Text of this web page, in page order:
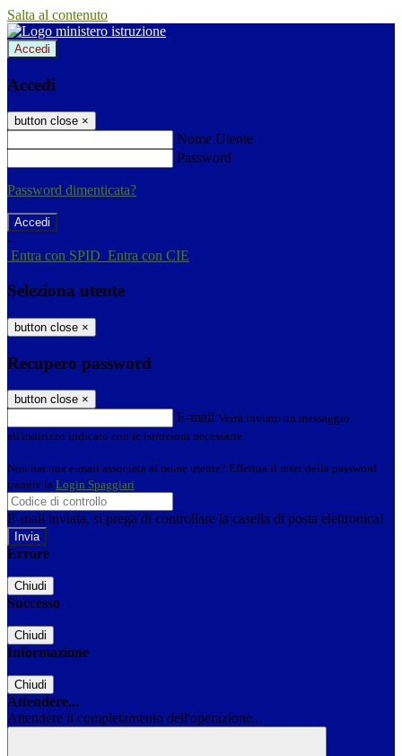
Salta al contenuto
Accedi
Accedi
button close ×
Nome Utente
Password
Password dimenticata?
-
Entra con SPID Entra con CIE
Seleziona utente
button close ×
Recupero password
button close ×
E-mail Verrà inviato un messaggio
all'indirizzo indicato con le istruzioni necessarie.
Non hai una e-mail associata al nome utente? Effettua il reset della password
tramite la Login Spaggiari
E-mail inviata, si prega di controllare la casella di posta elettronica!
Errore
Chiudi
Successo
Chiudi
Informazione
Chiudi
Attendere...
Attendere il completamento dell'operazione...